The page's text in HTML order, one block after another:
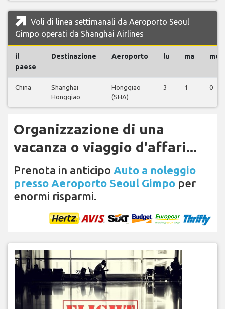
Voli di linea settimanali da Aeroporto Seoul
Gimpo operati da Shanghai Airlines
il
paese
Destinazione Aeroporto lu ma me
China
Shanghai
Hongqiao
Hongqiao
(SHA)
3 1 0
Organizzazione di una
vacanza o viaggio d'affari...
Prenota in anticipo Auto a noleggio
presso Aeroporto Seoul Gimpo per
enormi risparmi.